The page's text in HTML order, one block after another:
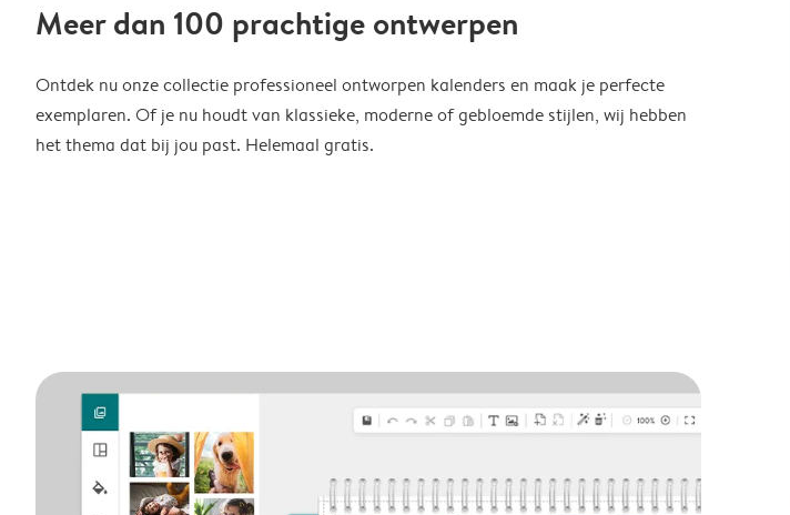
Meer dan 100 prachtige ontwerpen
Ontdek nu onze collectie professioneel ontworpen kalenders en maak je perfecte
exemplaren. Of je nu houdt van klassieke, moderne of gebloemde stijlen, wij hebben
het thema dat bij jou past. Helemaal gratis.